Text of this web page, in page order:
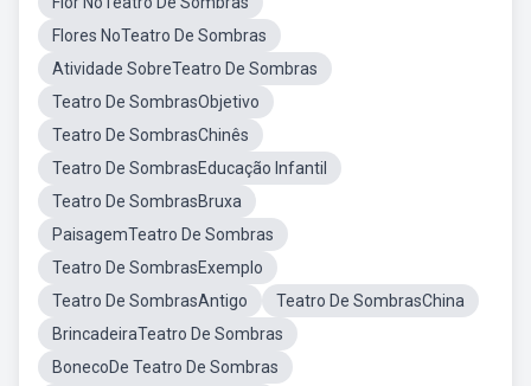
Flores NoTeatro De Sombras
Atividade SobreTeatro De Sombras
Teatro De SombrasObjetivo
Teatro De SombrasChinês
Teatro De SombrasEducação Infantil
Teatro De SombrasBruxa
PaisagemTeatro De Sombras
Teatro De SombrasExemplo
Teatro De SombrasAntigo
Teatro De SombrasChina
BrincadeiraTeatro De Sombras
BonecoDe Teatro De Sombras